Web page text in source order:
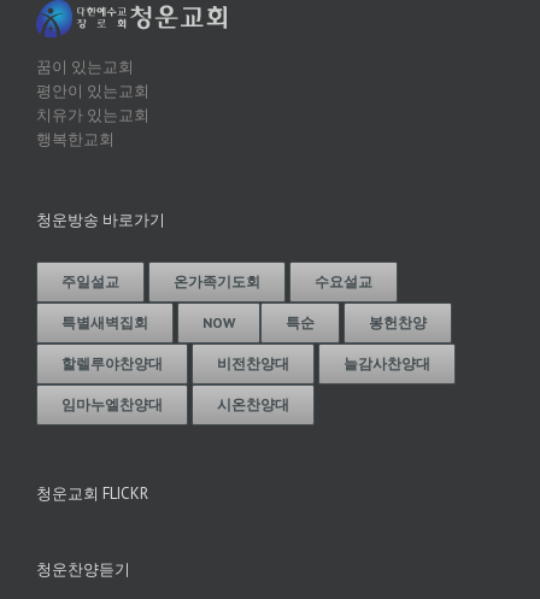
꿈이 있는교회
평안이 있는교회
치유가 있는교회
행복한교회
청운방송 바로가기
주일설교 온가족기도회 수요설교
특별새벽집회 NOW 특순 봉헌찬양
할렐루야찬양대 비전찬양대 늘감사찬양대
임마누엘찬양대 시온찬양대
청운교회 FLICKR
청운찬양듣기